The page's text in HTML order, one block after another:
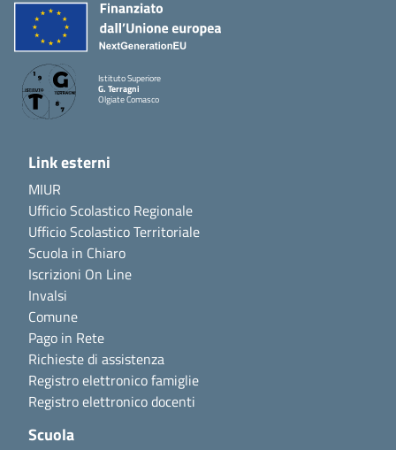
Istituto Superiore
G. Terragni
Olgiate Comasco
Link esterni
MIUR
Ufficio Scolastico Regionale
Ufficio Scolastico Territoriale
Scuola in Chiaro
Iscrizioni On Line
Invalsi
Comune
Pago in Rete
Richieste di assistenza
Registro elettronico famiglie
Registro elettronico docenti
Scuola